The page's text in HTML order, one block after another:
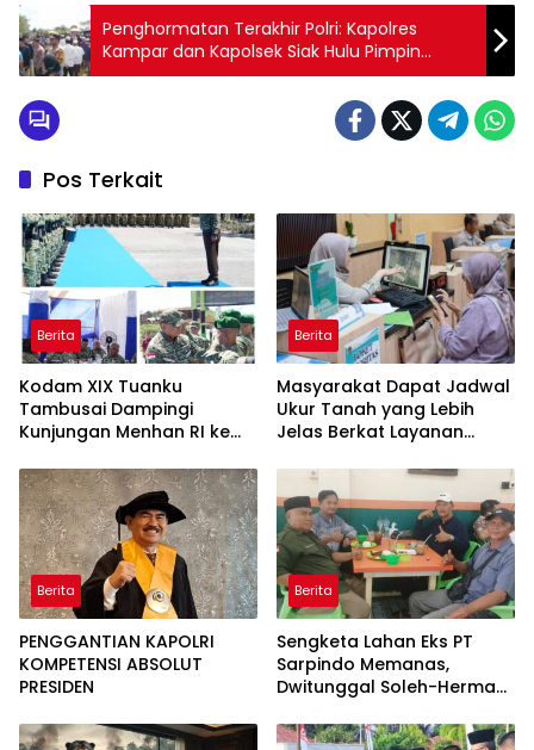
Penghormatan Terakhir Polri: Kapolres
Kampar dan Kapolsek Siak Hulu Pimpin
Langsung Pengamanan Pemakaman Tokoh
Pos Terkait
Berita
Kodam XIX Tuanku
Tambusai Dampingi
Kunjungan Menhan RI ke
Perkuat Pembangunan
Satuan
Berita
Masyarakat Dapat Jadwal
Ukur Tanah yang Lebih
Jelas Berkat Layanan
Berita
PENGGANTIAN KAPOLRI
KOMPETENSI ABSOLUT
PRESIDEN
Berita
Sengketa Lahan Eks PT
Sarpindo Memanas,
Dwitunggal Soleh-Herman
ke Pulau Rupat